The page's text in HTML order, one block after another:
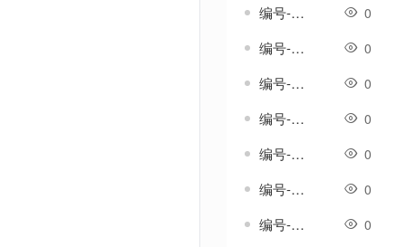
编号-长风掠影套-传奇一体剑甲素材 0
编号-雄浑套-传奇一体剑甲素材 0
编号-雅生涟套-传奇一体剑甲素材 0
编号-雨吟套-传奇一体剑甲素材 0
编号-雨纹套-传奇一体剑甲素材 0
编号-雨织纹套-传奇一体剑甲素材 0
编号-雪歌套-传奇一体剑甲素材 0